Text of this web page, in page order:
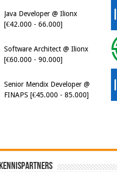
Java Developer @ Ilionx
[€42.000 - 66.000]
Software Architect @ Ilionx
[€60.000 - 90.000]
Senior Mendix Developer @
FINAPS [€45.000 - 85.000]
Kennispartners